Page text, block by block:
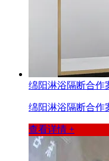
绵阳淋浴隔断合作
绵阳淋浴隔断合作
查看详情 +